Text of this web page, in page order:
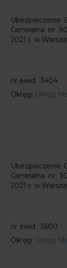
Ubezpieczenie
Generalna nr
2021 r. w
nr ewid.: 3404
Okręg: Okręg
Ubezpieczenie
Generalna nr
2021 r. w
nr ewid.: 3600
Okręg: Okręg